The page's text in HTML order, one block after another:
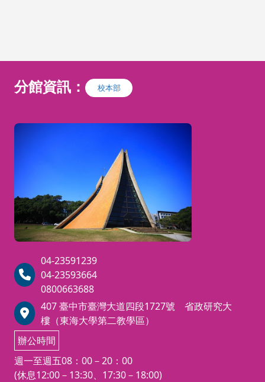
分館資訊： 校本部
04-23591239
04-23593664
0800663688
407 臺中市臺灣大道四段1727號 省政研究大
樓（東海大學第二教學區）
辦公時間
週一至週五08：00－20：00
(休息12:00－13:30、17:30－18:00)